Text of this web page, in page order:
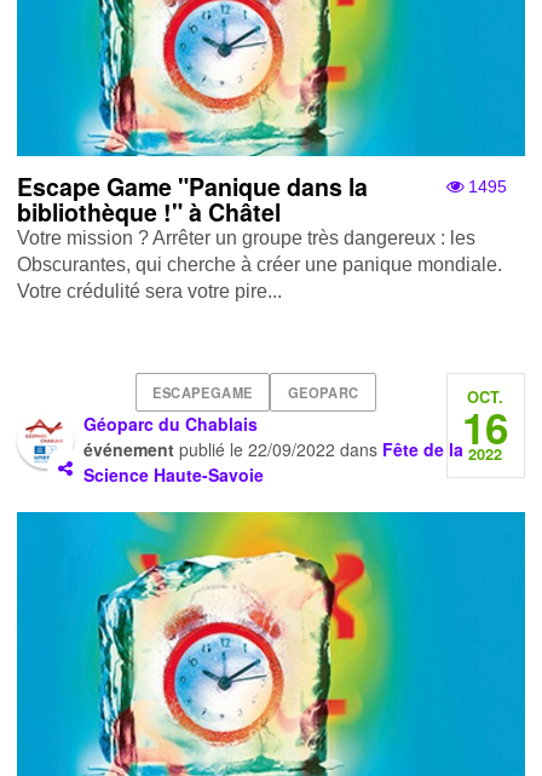
1495
Escape Game "Panique dans la
bibliothèque !" à Châtel
Votre mission ? Arrêter un groupe très dangereux : les
Obscurantes, qui cherche à créer une panique mondiale.
Votre crédulité sera votre pire...
ESCAPEGAME GEOPARC
Géoparc du Chablais
événement publié le22/09/2022 dans Fête de la
Science Haute-Savoie
OCT.
16
2022